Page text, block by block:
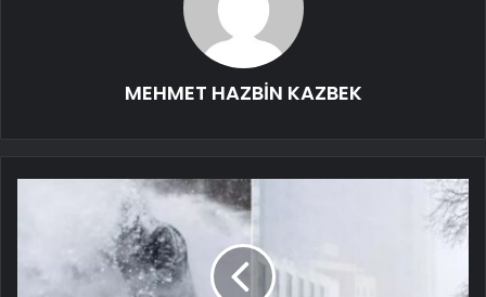
MEHMET HAZBİN KAZBEK